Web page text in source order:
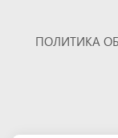
ПОЛИТИКА